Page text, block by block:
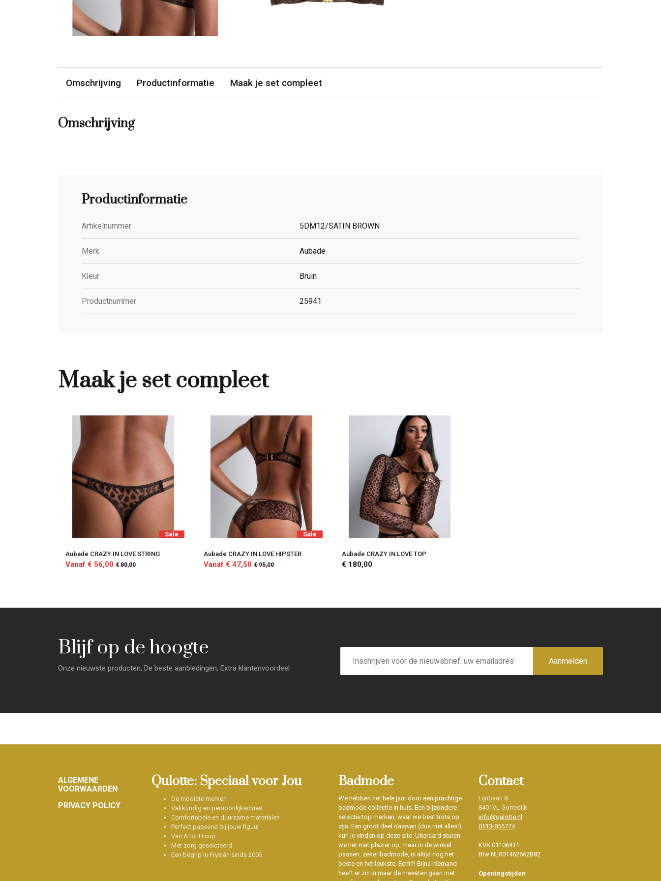
Omschrijving Productinformatie Maak je set compleet
Omschrijving
Productinformatie
Artikelnummer 5DM12/SATIN BROWN
Merk Aubade
Kleur Bruin
Productnummer 25941
Maak je set compleet
Sale
Aubade CRAZY IN LOVE STRING
Vanaf € 56,00 € 80,00
Sale
Aubade CRAZY IN LOVE HIPSTER
Vanaf € 47,50 € 95,00
Aubade CRAZY IN LOVE TOP
€ 180,00
Blijf op de hoogte
Onze nieuwste producten, De beste aanbiedingen, Extra klantenvoordeel
E-
mailadres
Aanmelden
Footer
ALGEMENE
VOORWAARDEN
PRIVACY POLICY
Qulotte: Speciaal voor Jou
De mooiste merken
Vakkundig en persoonlijkadvies
Comfortabele en duurzame materialen
Perfect passend bij jouw figuur
Van A tot H cup
Met zorg geselcteerd
Een begrip in Fryslân sinds 2005
Badmode
We hebben het hele jaar door een prachtige
badmode collectie in huis. Een bijzondere
selectie top merken, waar we best trots op
zijn. Een groot deel daarvan (dus niet alles!)
kun je vinden op deze site. Uiteraard sturen
we het met plezier op, maar in de winkel
passen, zeker badmode, is altijd nog het
beste en het leukste. Echt?! Bijna niemand
heeft er zin in maar de meesten gaan met
Contact
Lijnbaan 8
8401VL Gorredijk
info@qulotte.nl
0513-856774
KVK 01106411
Btw NL001462662B82
Openingstijden